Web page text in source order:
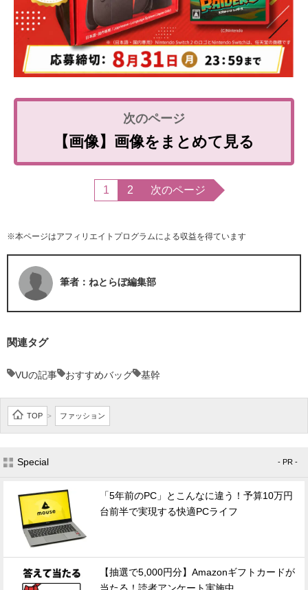
【画像】画像をまとめて見る
1 2 次のページ
※本ページはアフィリエイトプログラムによる収益を得ています
筆者：ねとらぼ編集部
関連タグ
VUの記事 おすすめバッグ 基幹
TOP > ファッション
Special - PR -
「5年前のPC」とこんなに違う！予算10万円
台前半で実現する快適PCライフ
【抽選で5,000円分】Amazonギフトカードが